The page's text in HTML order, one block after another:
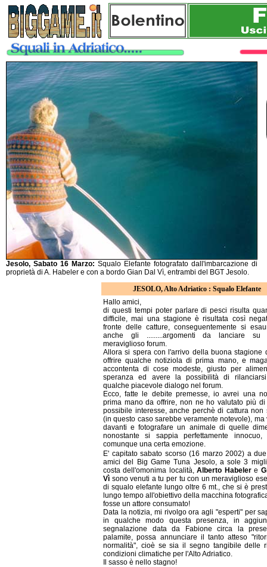
JESOLO, Alto Adriatico : Squalo Elefante
Hallo amici,
di questi tempi poter parlare di pesci risulta
difficile, mai una stagione è risultata così
fronte delle catture, conseguentemente si
anche gli .........argomenti da lanciare su
meraviglioso forum.
Allora si spera con l'arrivo della buona stagione
offrire qualche notiziola di prima mano, e
accontenta di cose modeste, giusto per
speranza ed avere la possibilità di
qualche piacevole dialogo nel forum.
Ecco, fatte le debite premesse, io avrei una
prima mano da offrire, non ne ho valutato più di
possibile interesse, anche perchè di cattura non
(in questo caso sarebbe veramente notevole), ma
davanti e fotografare un animale di quelle
nonostante si sappia perfettamente innocuo,
comunque una certa emozione.
E' capitato sabato scorso (16 marzo 2002) a
amici del Big Game Tuna Jesolo, a sole 3
costa dell'omonima località,Alberto Habelere
Vì sono venuti a tu per tu con un meraviglioso
di squalo elefante lungo oltre 6 mt., che si è
lungo tempo all'obiettivo della macchina
fosse un attore consumato!
Data la notizia, mi rivolgo ora agli "esperti" per
in qualche modo questa presenza, in
segnalazione data da Fabione circa la
palamite, possa annunciare il tanto atteso
normalità", cioè se sia il segno tangibile delle
condizioni climatiche per l'Alto Adriatico.
Il sasso è nello stagno!
Jesolo, Sabato 16 Marzo: Squalo Elefante fotografato dall'imbarcazione di
proprietà di A. Habeler e con a bordo Gian Dal Vì, entrambi del BGT Jesolo.